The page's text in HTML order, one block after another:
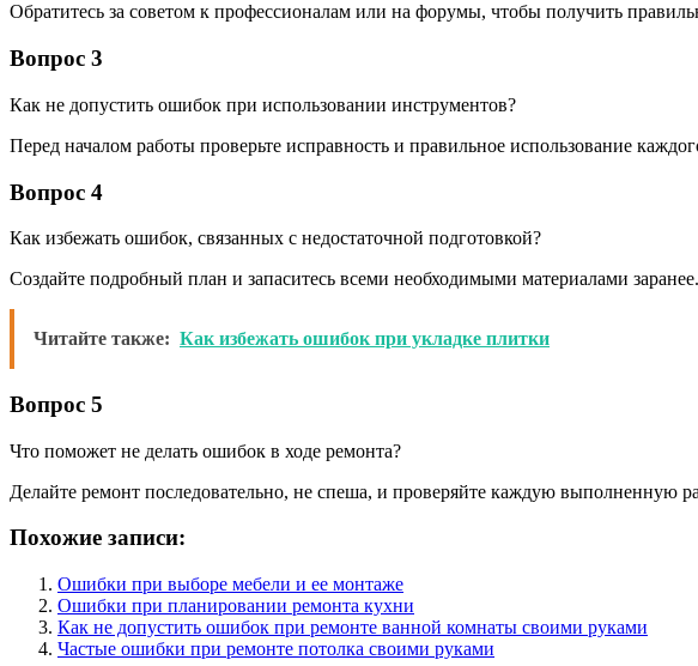
Обратитесь за советом к профессионалам или на форумы, чтобы получить
Вопрос 3
Как не допустить ошибок при использовании инструментов?
Перед началом работы проверьте исправность и правильное использование
Вопрос 4
Как избежать ошибок, связанных с недостаточной подготовкой?
Создайте подробный план и запаситесь всеми необходимыми материалами заранее.
Читайте также: Как избежать ошибок при укладке плитки
Вопрос 5
Что поможет не делать ошибок в ходе ремонта?
Делайте ремонт последовательно, не спеша, и проверяйте каждую выполненную
Похожие записи:
Ошибки при выборе мебели и ее монтаже
Ошибки при планировании ремонта кухни
Как не допустить ошибок при ремонте ванной комнаты своими руками
Частые ошибки при ремонте потолка своими руками